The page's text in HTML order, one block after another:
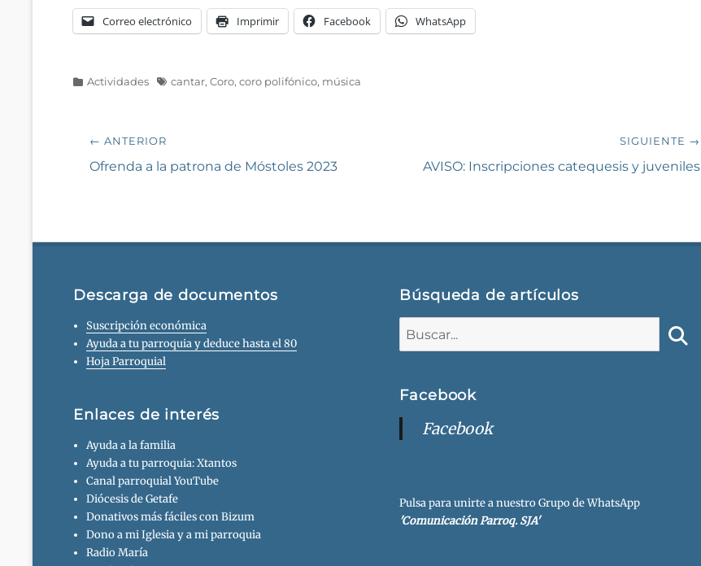
Correo electrónico Imprimir Facebook WhatsApp
Categorías
Actividades Etiquetas
cantar, Coro, coro polifónico, música
Navegación
de
← ANTERIOR
Entrada
Ofrenda a la patrona de Móstoles 2023
SIGUIENTE →
Siguiente
AVISO: Inscripciones catequesis y juveniles
Descarga de documentos
Suscripción económica
Ayuda a tu parroquia y deduce hasta el 80
Hoja Parroquial
Enlaces de interés
Ayuda a la familia
Ayuda a tu parroquia: Xtantos
Canal parroquial YouTube
Diócesis de Getafe
Donativos más fáciles con Bizum
Dono a mi Iglesia y a mi parroquia
Radio María
Búsqueda de artículos
Facebook
Facebook
Pulsa para unirte a nuestro Grupo de WhatsApp
'Comunicación Parroq. SJA'